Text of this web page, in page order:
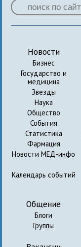
Новости
Бизнес
Государство и
медицина
Звезды
Наука
Общество
События
Статистика
Фармация
Новости МЕД-инфо
Календарь событий
Общение
Блоги
Группы